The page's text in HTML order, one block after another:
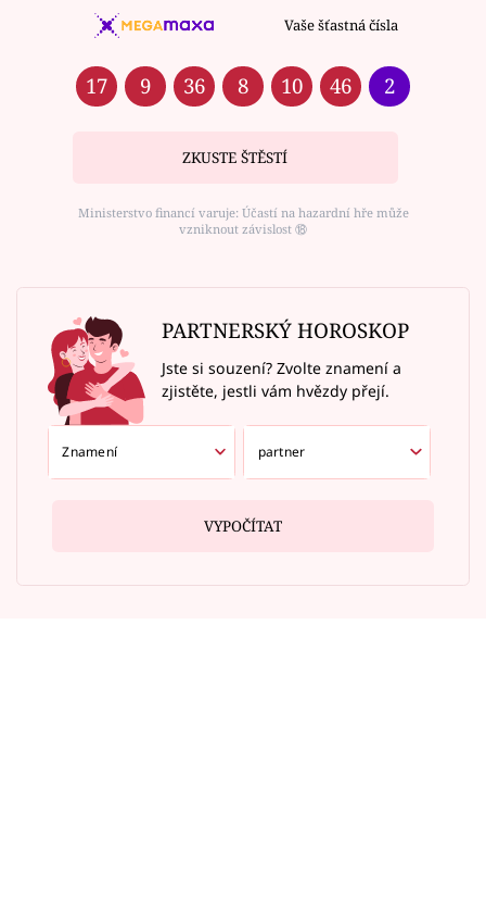
Vaše šťastná čísla
17 9 36 8 10 46 2
ZKUSTE ŠTĚSTÍ
Ministerstvo financí varuje: Účastí na hazardní hře může
vzniknout závislost ⑱
PARTNERSKÝ HOROSKOP
Jste si souzení? Zvolte znamení a
zjistěte, jestli vám hvězdy přejí.
VYPOČÍTAT